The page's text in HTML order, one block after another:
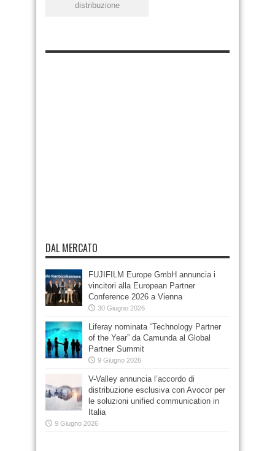
distribuzione
DAL MERCATO
FUJIFILM Europe GmbH annuncia i
vincitori alla European Partner
Conference 2026 a Vienna
30 Giugno 2026
Liferay nominata “Technology Partner
of the Year” da Camunda al Global
Partner Summit
9 Giugno 2026
V-Valley annuncia l’accordo di
distribuzione esclusiva con Avocor per
le soluzioni unified communication in
Italia
9 Giugno 2026